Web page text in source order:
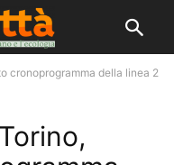
cronoprogramma della linea 2